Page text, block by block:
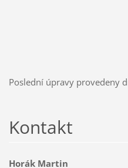
Poslední úpravy provedeny
Kontakt
Horák Martin